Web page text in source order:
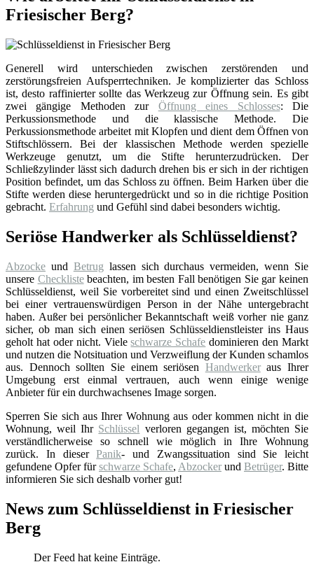
Friesischer Berg?
Generell wird unterschieden zwischen zerstörenden und
zerstörungsfreien Aufsperrtechniken. Je komplizierter das Schloss
ist, desto raffinierter sollte das Werkzeug zur Öffnung sein. Es gibt
zwei gängige Methoden zur Öffnung eines Schlosses: Die
Perkussionsmethode und die klassische Methode. Die
Perkussionsmethode arbeitet mit Klopfen und dient dem Öffnen von
Stiftschlössern. Bei der klassischen Methode werden spezielle
Werkzeuge genutzt, um die Stifte herunterzudrücken. Der
Schließzylinder lässt sich dadurch drehen bis er sich in der richtigen
Position befindet, um das Schloss zu öffnen. Beim Harken über die
Stifte werden diese heruntergedrückt und so in die richtige Position
gebracht. Erfahrung und Gefühl sind dabei besonders wichtig.
Seriöse Handwerker als Schlüsseldienst?
Abzocke und Betrug lassen sich durchaus vermeiden, wenn Sie
unsere Checklistebeachten, im besten Fall benötigen Sie gar keinen
Schlüsseldienst, weil Sie vorbereitet sind und einen Zweitschlüssel
bei einer vertrauenswürdigen Person in der Nähe untergebracht
haben. Außer bei persönlicher Bekanntschaft weiß vorher nie ganz
sicher, ob man sich einen seriösen Schlüsseldienstleister ins Haus
geholt hat oder nicht. Vieleschwarze Schafe dominieren den Markt
und nutzen die Notsituation und Verzweiflung der Kunden schamlos
aus. Dennoch sollten Sie einem seriösen Handwerkeraus Ihrer
Umgebung erst einmal vertrauen, auch wenn einige wenige
Anbieter für ein durchwachsenes Image sorgen.
Sperren Sie sich aus Ihrer Wohnung aus oder kommen nicht in die
Wohnung, weil Ihr Schlüssel verloren gegangen ist, möchten Sie
verständlicherweise so schnell wie möglich in Ihre Wohnung
zurück. In dieserPanik- und Zwangssituation sind Sie leicht
gefundene Opfer fürschwarze Schafe, Abzocker und Betrüger. Bitte
informieren Sie sich deshalb vorher gut!
News zum Schlüsseldienst in Friesischer
Berg
Der Feed hat keine Einträge.